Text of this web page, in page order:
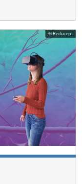
© Reducept